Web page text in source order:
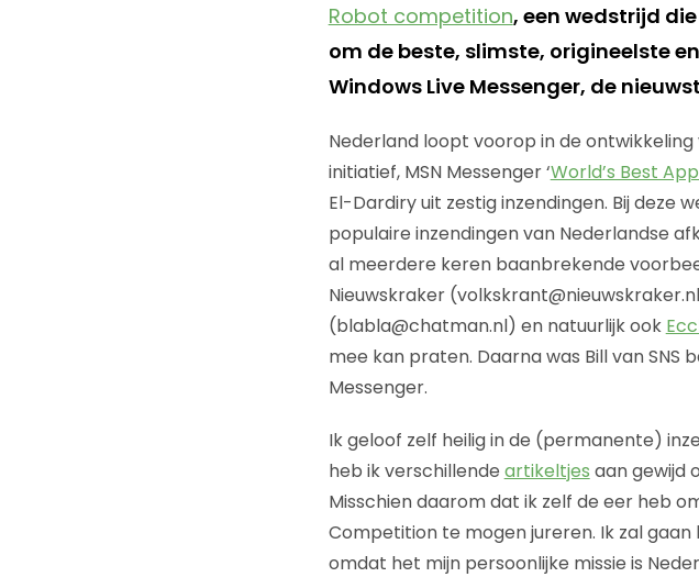
Robot competition, een wedstrijd
om de beste, slimste, origineelste
Windows Live Messenger, de
Nederland loopt voorop in de
initiatief, MSN Messenger ‘World’s Best
El-Dardiry uit zestig inzendingen. Bij deze
populaire inzendingen van Nederlandse
al meerdere keren baanbrekende
Nieuwskraker
(blabla@chatman.nl) en natuurlijk ook
mee kan praten. Daarna was Bill van
Messenger.
Ik geloof zelf heilig in de (permanente)
heb ik verschillende artikeltjes aan gewijd
Misschien daarom dat ik zelf de eer heb
Competition te mogen jureren. Ik zal
omdat het mijn persoonlijke missie is